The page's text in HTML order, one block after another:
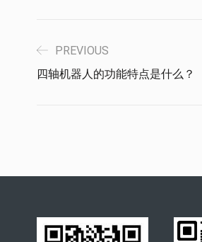
PREVIOUS
四轴机器人的功能特点是什么？